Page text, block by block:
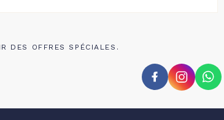
DES OFFRES SPÉCIALES.